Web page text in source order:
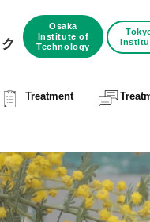
Osaka
Institute of
Technology
Treatment